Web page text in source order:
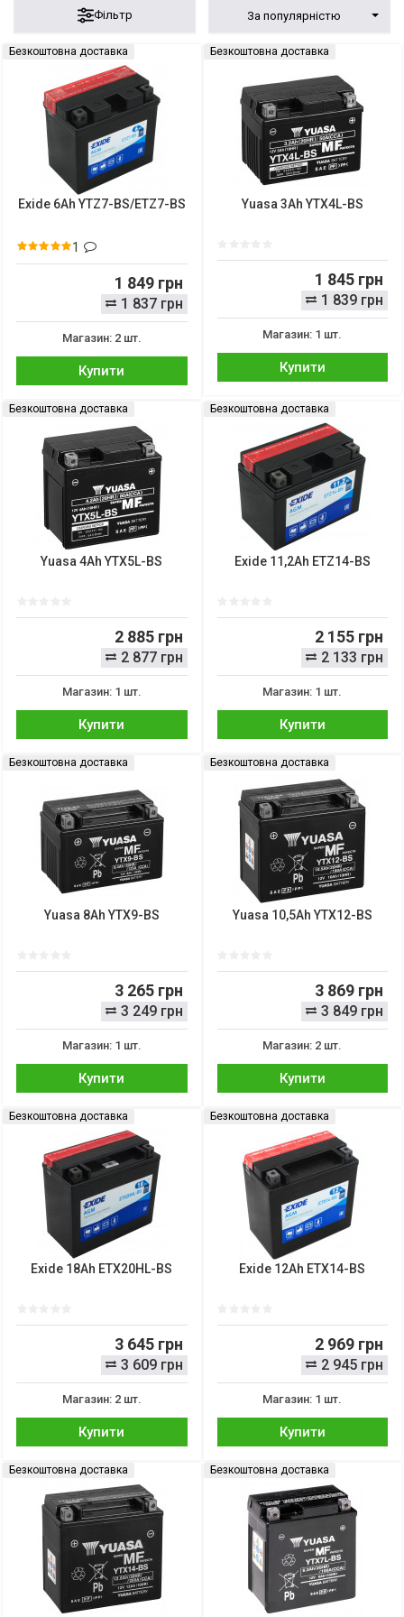
Фільтр За популярністю
Безкоштовна доставка
Exide 6Ah YTZ7-BS/ETZ7-BS
1
1 849 грн
1 837 грн
Магазин: 2 шт.
Купити
Безкоштовна доставка
Yuasa 3Ah YTX4L-BS
1 845 грн
1 839 грн
Магазин: 1 шт.
Купити
Безкоштовна доставка
Yuasa 4Ah YTX5L-BS
2 885 грн
2 877 грн
Магазин: 1 шт.
Купити
Безкоштовна доставка
Exide 11,2Ah ETZ14-BS
2 155 грн
2 133 грн
Магазин: 1 шт.
Купити
Безкоштовна доставка
Yuasa 8Ah YTX9-BS
3 265 грн
3 249 грн
Магазин: 1 шт.
Купити
Безкоштовна доставка
Yuasa 10,5Ah YTX12-BS
3 869 грн
3 849 грн
Магазин: 2 шт.
Купити
Безкоштовна доставка
Exide 18Ah ETX20HL-BS
3 645 грн
3 609 грн
Магазин: 2 шт.
Купити
Безкоштовна доставка
Exide 12Ah ETX14-BS
2 969 грн
2 945 грн
Магазин: 1 шт.
Купити
Безкоштовна доставка Безкоштовна доставка